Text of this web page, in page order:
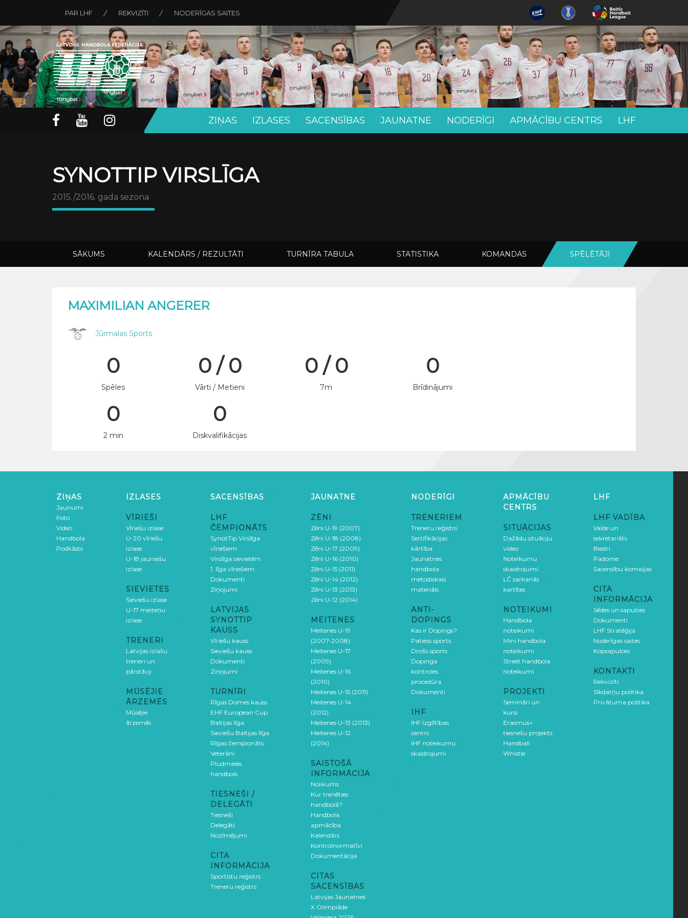
PAR LHF REKVIZĪTI NODERĪGAS SAITES
ZIŅAS IZLASES SACENSĪBAS JAUNATNE NODERĪGI APMĀCĪBU CENTRS LHF
SYNOTTIP VIRSLĪGA
2015./2016. gada sezona
SĀKUMS KALENDĀRS / REZULTĀTI TURNĪRA TABULA STATISTIKA KOMANDAS SPĒLĒTĀJI
MAXIMILIAN ANGERER
Jūrmalas Sports
0
Spēles
0 / 0
Vārti / Metieni
0 / 0
7m
0
Brīdinājumi
0
2 min
0
Diskvalifikācijas
ZIŅAS
Jaunumi
Foto
Video
Handbola
Podkāsts
IZLASES
VĪRIEŠI
Vīriešu izlase
U-20 vīriešu
izlase
U-18 jauniešu
izlase
SIEVIETES
Sieviešu izlase
U-17 meiteņu
izlase
TRENERI
Latvijas izlašu
treneri un
pārstāvji
MŪSĒJIE
ĀRZEMĒS
Mūsējie
ārzemēs
SACENSĪBAS
LHF
ČEMPIONĀTS
SynotTip Virslīga
vīriešiem
Virslīga sievietēm
1. līga vīriešiem
Dokumenti
Ziņojumi
LATVIJAS
SYNOTTIP
KAUSS
Vīriešu kauss
Sieviešu kauss
Dokumenti
Ziņojumi
TURNĪRI
Rīgas Domes kauss
EHF European Cup
Baltijas līga
Sieviešu Baltijas līga
Rīgas čempionāts
Veterāni
Pludmales
handbols
TIESNEŠI /
DELEGĀTI
Tiesneši
Delegāti
Nozīmējumi
CITA
INFORMĀCIJA
Sportistu reģistrs
Treneru reģistrs
JAUNATNE
ZĒNI
Zēni U-19 (2007)
Zēni U-18 (2008)
Zēni U-17 (2009)
Zēni U-16 (2010)
Zēni U-15 (2011)
Zēni U-14 (2012)
Zēni U-13 (2013)
Zēni U-12 (2014)
MEITENES
Meitenes U-19
(2007-2008)
Meitenes U-17
(2009)
Meitenes U-16
(2010)
Meitenes U-15 (2011)
Meitenes U-14
(2012)
Meitenes U-13 (2013)
Meitenes U-12
(2014)
SAISTOŠĀ
INFORMĀCIJA
Nolikums
Kur trenēties
handbolā?
Handbola
apmācība
Kalendārs
Kontrolnormatīvi
Dokumentācija
CITAS
SACENSĪBAS
Latvijas Jaunatnes
X Olimpiāde
NODERĪGI
TRENERIEM
Treneru reģistrs
Sertifikācijas
kārtība
Jaunatnes
handbola
metodiskais
materiāls
ANTI-
DOPINGS
Kas ir Dopings?
Patiess sports
Drošs sports
Dopinga
kontroles
procedūra
Dokumenti
IHF
IHF Izglītības
centrs
IHF noteikumu
skaidrojumi
APMĀCĪBU
CENTRS
SITUĀCIJAS
Dažādu situāciju
video
Noteikumu
skaidrojumi
LČ sarkanās
kartītes
NOTEIKUMI
Handbola
noteikumi
Mini handbola
noteikumi
Street handbola
noteikumi
PROJEKTI
Semināri un
kursi
Erasmus+
tiesnešu projekts
Handball
Whistle
LHF
LHF VADĪBA
Valde un
sekretariāts
Biedri
Padome
Sacensību komisijas
CITA
INFORMĀCIJA
Sēdes un sapulces
Dokumenti
LHF Stratēģija
Noderīgas saites
Kopsapulces
KONTAKTI
Rekvizīti
Sīkdatņu politika
Privātuma politika